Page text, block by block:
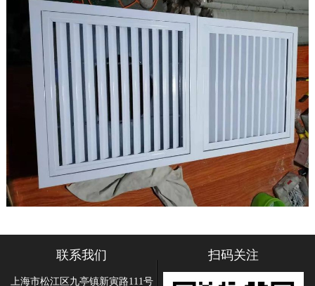
联系我们
上海市松江区九亭镇新寅路111号
扫码关注